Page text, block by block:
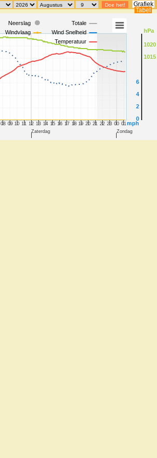
Grafiek
Tabel
mph
hPa
Totale
Neerslag
Wind Snelheid
Windvlaag
Temperatuur
08 09 10 11 12 13 14 15 16 17 18 19 20 21 22 23 00 01
Zaterdag
Zondag
0
2
4
6
1015
1020